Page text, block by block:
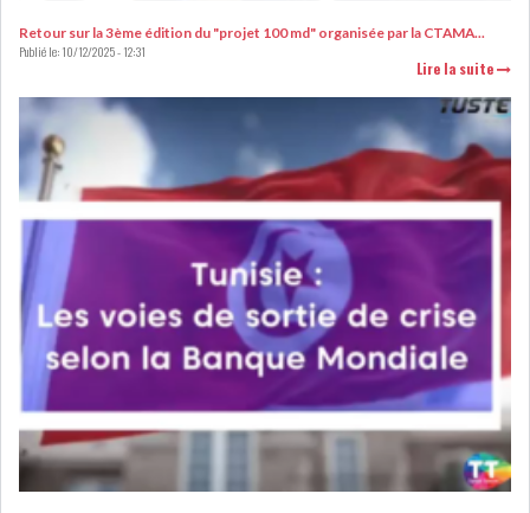
ENTRÉE EN VIGUEUR DE LA
TAXE SUR LE PATR...
FISCALITÉ : LONGUE LISTE
DES ACTIVITÉS Q...
BOURSE DE TUNIS : UN OUTIL
DE FINANCEMEN...
Retour sur la 3ème édition du "projet 100 md" organisée par la CTAMA...
Publié le:10/12/2025 - 12:31
Lire la suite